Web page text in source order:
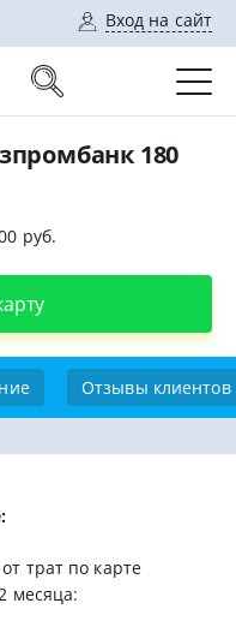
Вход на сайт
180
руб.
Отзывы клиентов
трат по карте
месяца: